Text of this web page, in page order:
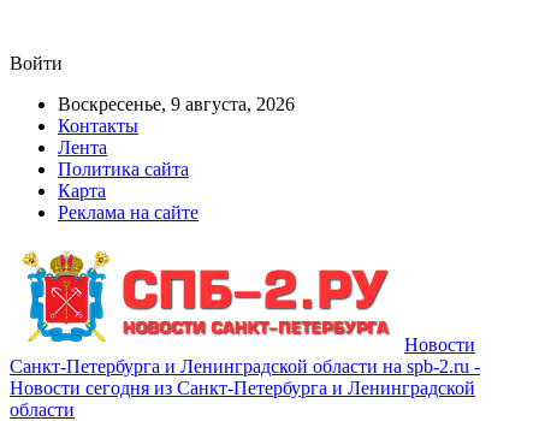
Войти
Воскресенье, 9 августа, 2026
Контакты
Лента
Политика сайта
Карта
Реклама на сайте
Новости
Санкт-Петербурга и Ленинградской области на spb-2.ru -
Новости сегодня из Санкт-Петербурга и Ленинградской
области